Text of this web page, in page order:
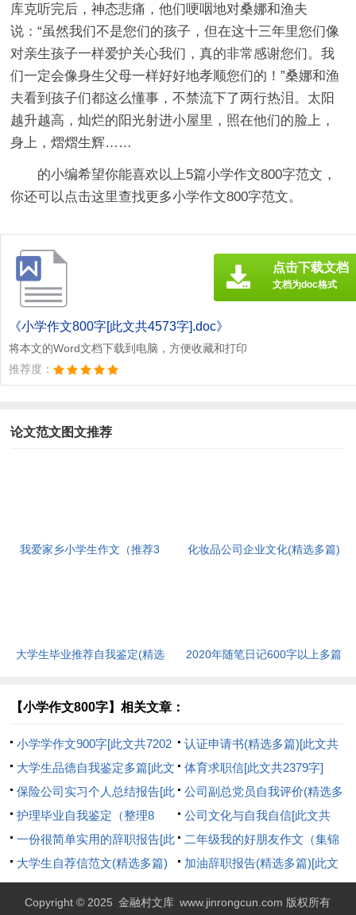
库克听完后，神态悲痛，他们哽咽地对桑娜和渔夫
说：“虽然我们不是您们的孩子，但在这十三年里您们像
对亲生孩子一样爱护关心我们，真的非常感谢您们。我
们一定会像身生父母一样好好地孝顺您们的！”桑娜和渔
夫看到孩子们都这么懂事，不禁流下了两行热泪。太阳
越升越高，灿烂的阳光射进小屋里，照在他们的脸上，
身上，熠熠生辉……
的小编希望你能喜欢以上5篇小学作文800字范文，
你还可以点击这里查找更多小学作文800字范文。
《小学作文800字[此文共4573字].doc》
将本文的Word文档下载到电脑，方便收藏和打印
推荐度：
点击下载文档
文档为doc格式
论文范文图文推荐
我爱家乡小学生作文（推荐3
化妆品公司企业文化(精选多篇)
大学生毕业推荐自我鉴定(精选
2020年随笔日记600字以上多篇
【小学作文800字】相关文章：
小学学作文900字[此文共7202
字]
认证申请书(精选多篇)[此文共
2551字]
大学生品德自我鉴定多篇[此文
共2737字]
体育求职信[此文共2379字]
保险公司实习个人总结报告[此
文共5385字]
公司副总党员自我评价(精选多
篇)[此文共5476字]
护理毕业自我鉴定（整理8
篇）[此文共8651字]
公司文化与自我自信[此文共
612字]
一份很简单实用的辞职报告[此
文共3332字]
二年级我的好朋友作文（集锦
55篇）[此文共13165字]
大学生自荐信范文(精选多篇)
[此文共3174字]
加油辞职报告(精选多篇)[此文
共7538字]
Copyright © 2025 金融村文库 www.jinrongcun.com 版权所有